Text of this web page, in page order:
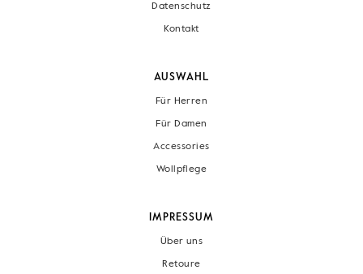
Datenschutz
Kontakt
AUSWAHL
Für Herren
Für Damen
Accessories
Wollpflege
IMPRESSUM
Über uns
Retoure